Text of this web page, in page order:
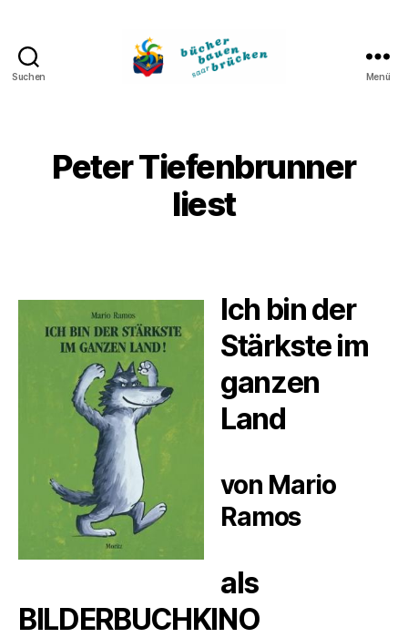
Suchen Menü
Peter Tiefenbrunner
liest
Ich bin der
Stärkste im
ganzen
Land
von Mario
Ramos
als
BILDERBUCHKINO